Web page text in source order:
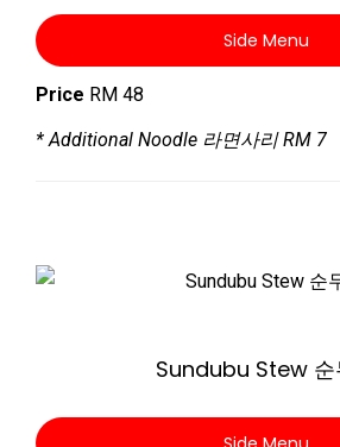
Side Menu
Price RM 48
* Additional Noodle 라면사리 RM 7
Sundubu Stew 순